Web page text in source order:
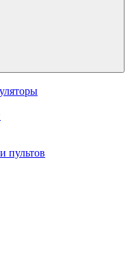
пультов